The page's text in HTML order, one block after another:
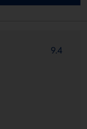
9.4